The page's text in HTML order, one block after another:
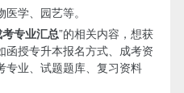
学、园艺等。
专业汇总”的相关内容，想获
授专升本报名方式、成考资
专业、试题题库、复习资料